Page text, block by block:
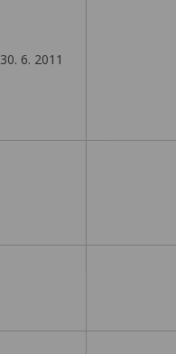
30. 6. 2011